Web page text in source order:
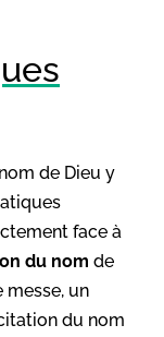
de Dieu y
face à
du nom de
messe, un
du nom